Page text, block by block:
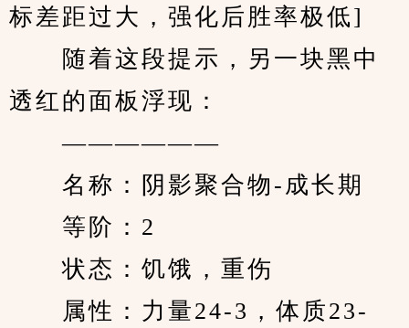
标差距过大，强化后胜率极低]
随着这段提示，另一块黑中
透红的面板浮现：
——————
名称：阴影聚合物-成长期
等阶：2
状态：饥饿，重伤
属性：力量24-3，体质23-